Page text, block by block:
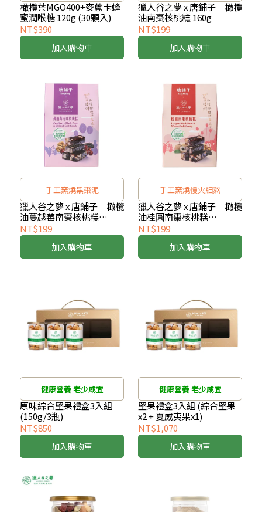
橄欖葉MGO400+麥蘆卡蜂
蜜潤喉糖 120g (30顆入)
NT$390
加入購物車
獵人谷之夢 x 唐鋪子｜橄欖
油南棗核桃糕 160g
NT$199
加入購物車
手工窯燒黑棗泥
獵人谷之夢 x 唐鋪子｜橄欖
油蔓越莓南棗核桃糕
160g（效期至2027/2/1）
NT$199
加入購物車
手工窯燒慢火細熬
獵人谷之夢 x 唐鋪子｜橄欖
油桂圓南棗核桃糕
160g（效期至2027/2/22）
NT$199
加入購物車
健康營養 老少咸宜
原味綜合堅果禮盒3入組
(150g/3瓶)
NT$850
加入購物車
健康營養 老少咸宜
堅果禮盒3入組 (綜合堅果
x2 + 夏威夷果x1)
NT$1,070
加入購物車